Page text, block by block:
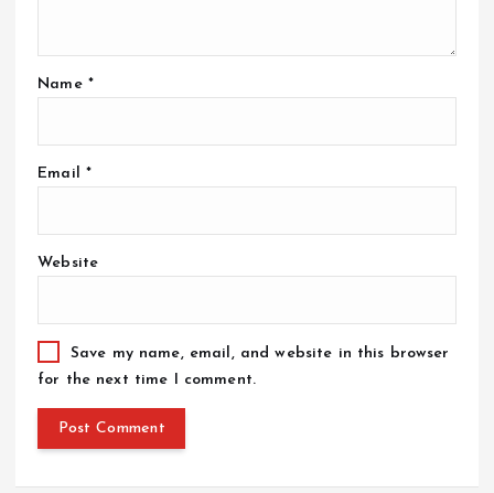
Name *
Email *
Website
Save my name, email, and website in this browser
for the next time I comment.